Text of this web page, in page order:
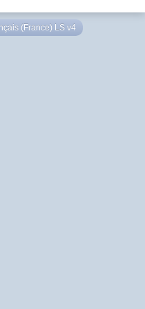
(France) LS v4